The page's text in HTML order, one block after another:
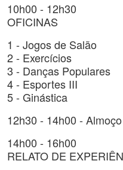
10h00 - 12h30
OFICINAS
1 - Jogos de Salão
2 - Exercícios
3 - Danças Populares
4 - Esportes III
5 - Ginástica
12h30 - 14h00 - Almoço
14h00 - 16h00
RELATO DE